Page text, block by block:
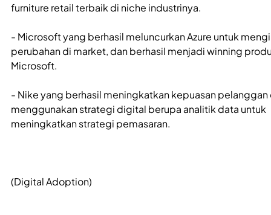
furniture retail terbaik di niche industrinya.
- Microsoft yang berhasil meluncurkan Azure untuk
perubahan di market, dan berhasil menjadi winning
Microsoft.
- Nike yang berhasil meningkatkan kepuasan
menggunakan strategi digital berupa analitik data untuk
meningkatkan strategi pemasaran.
(Digital Adoption)